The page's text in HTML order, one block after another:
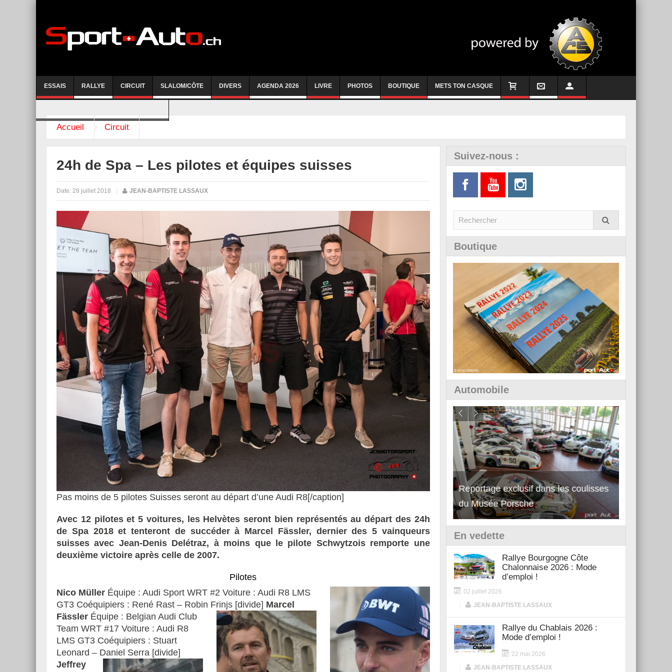
ESSAIS RALLYE CIRCUIT SLALOM/CÔTE DIVERS AGENDA 2026 LIVRE PHOTOS BOUTIQUE METS TON CASQUE
Accueil Circuit
24h de Spa – Les pilotes et équipes suisses
Date: 28 juillet 2018 JEAN-BAPTISTE LASSAUX
Pas moins de 5 pilotes Suisses seront au départ d’une Audi R8[/caption]
Avec 12 pilotes et 5 voitures, les Helvètes seront bien représentés au départ des 24h
de Spa 2018 et tenteront de succéder à Marcel Fässler, dernier des 5 vainqueurs
suisses avec Jean-Denis Delétraz, à moins que le pilote Schwytzois remporte une
deuxième victoire après celle de 2007.
Pilotes
Nico Müller Équipe : Audi Sport WRT #2 Voiture : Audi R8 LMS
GT3 Coéquipiers : René Rast – Robin Frinjs [divide] Marcel
Fässler Équipe : Belgian Audi Club
Team WRT #17 Voiture : Audi R8
LMS GT3 Coéquipiers : Stuart
Leonard – Daniel Serra [divide]
Jeffrey
Suivez-nous :
Boutique
Automobile
Essai – Morgan Supersport
Reportage exclusif dans les coulisses
du Musée Porsche
Découverte de la nouvelle Ferrari
12Cilindri Manuale
En vedette
Rallye Bourgogne Côte
Chalonnaise 2026 : Mode
d’emploi !
02 juillet 2026
JEAN-BAPTISTE LASSAUX
Rallye du Chablais 2026 :
Mode d’emploi !
22 mai 2026
JEAN-BAPTISTE LASSAUX